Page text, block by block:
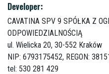
Developer:
CAVATINA SPV 9 SPÓŁKA Z
ODPOWIEDZIALNOŚCIĄ
ul. Wielicka 20, 30-552 Kraków
NIP: 6793175452, REGON:
tel: 530 281 429